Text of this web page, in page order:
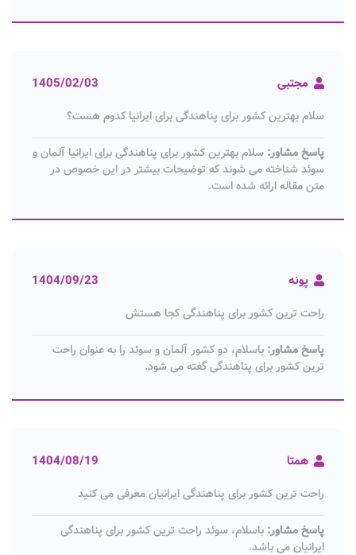
مجتبی 1405/02/03
سلام بهترین کشور برای پناهندگی برای ایرانیا کدوم هست؟
پاسخ مشاور: سلام بهترین کشور برای پناهندگی برای ایرانیا آلمان و
سوئد شناخته می شوند که توضیحات بیشتر در این خصوص در
متن مقاله ارائه شده است.
پونه 1404/09/23
راحت ترین کشور برای پناهندگی کجا هستش
پاسخ مشاور: باسلام، دو کشور آلمان و سوئد را به عنوان راحت
ترین کشور برای پناهندگی گفته می شود.
همتا 1404/08/19
راحت ترین کشور برای پناهندگی ایرانیان معرفی می کنید
پاسخ مشاور: باسلام، سوئد راحت ترین کشور برای پناهندگی
ایرانیان می باشد.